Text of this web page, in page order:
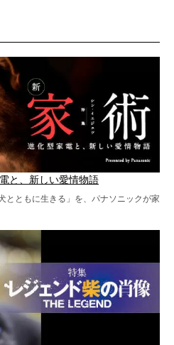
と、新しい愛情物語
とともに生きる」を、パナソニックが家